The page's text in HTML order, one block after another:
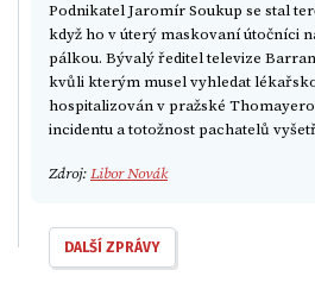
Podnikatel Jaromír Soukup se stal
když ho v úterý maskovaní útočníci
pálkou. Bývalý ředitel televize
kvůli kterým musel vyhledat
hospitalizován v pražské
incidentu a totožnost pachatelů
Zdroj:Libor Novák
DALŠÍ ZPRÁVY